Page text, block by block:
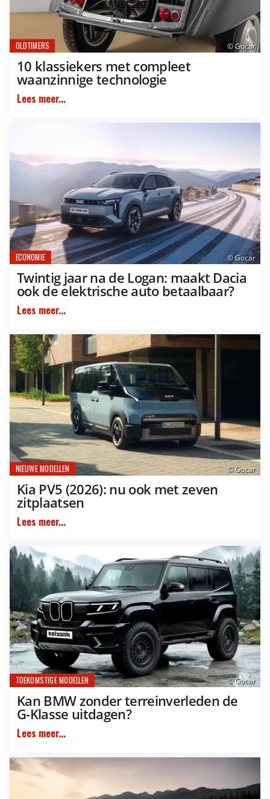
© Gocar
OLDTIMERS
10 klassiekers met compleet
waanzinnige technologie
Lees meer...
© Gocar
ECONOMIE
Twintig jaar na de Logan: maakt Dacia
ook de elektrische auto betaalbaar?
Lees meer...
© Gocar
NIEUWE MODELLEN
Kia PV5 (2026): nu ook met zeven
zitplaatsen
Lees meer...
© Gocar
TOEKOMSTIGE MODELLEN
Kan BMW zonder terreinverleden de
G-Klasse uitdagen?
Lees meer...